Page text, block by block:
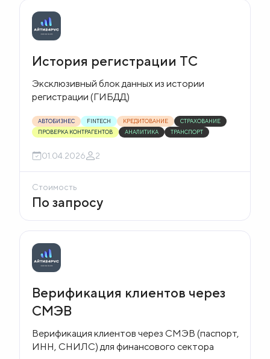
Блог
ОИстория регистрации ТС
Эксклюзивный блок данных из истории
регистрации (ГИБДД)
АВТОБИЗНЕС FINTECH КРЕДИТОВАНИЕ
СТРАХОВАНИЕ
ПРОВЕРКА КОНТРАГЕНТОВ
АНАЛИТИКА ТРАНСПОРТ
01.04.2026 2
Стоимость
По запросу
Верификация клиентов через
СМЭВ
Верификация клиентов через СМЭВ (паспорт,
ИНН, СНИЛС) для финансового сектора